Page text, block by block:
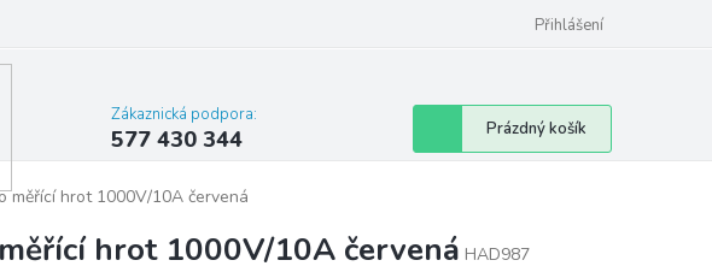
Přihlášení
Zákaznická podpora:
577 430 344
Nákupní
košík
Prázdný košík
měřící hrot 1000V/10A červená
hrot 1000V/10A červená HAD987